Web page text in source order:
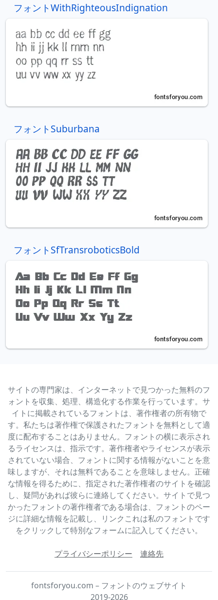
フォントWithRighteousIndignation
フォントSuburbana
フォントSfTransroboticsBold
サイトの専門家は、インターネットで見つかった無料のフ
ォントを収集、処理、構造化する作業を行っています。サ
イトに掲載されているフォントは、著作権者の所有物で
す。私たちは著作権で保護されたフォントを無料として適
度に配布することはありません。フォントの横に表示され
るライセンスは、指示です。著作権者やライセンスが表示
されていない場合、フォントに関する情報がないことを意
味しますが、それは無料であることを意味しません。正確
な情報を得るために、指定された著作権者のサイトを確認
し、疑問があれば彼らに連絡してください。サイトで見つ
かったフォントの著作権者である場合は、フォントのペー
ジに詳細な情報を記載し、リンクこれは私のフォントです
をクリックして特別なフォームに記入してください。
プライバシーポリシー 連絡先
fontsforyou.com – フォントのウェブサイト
2019-2026